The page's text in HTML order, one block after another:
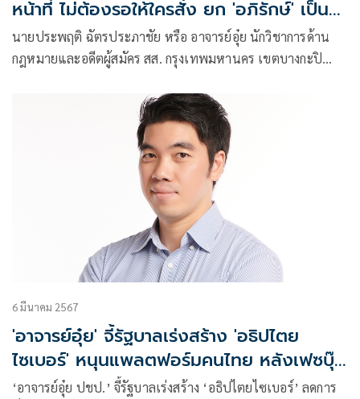
หน้าที่ ไม่ต้องรอให้ใครสั่ง ยก 'อภิรักษ์' เป็น
ตัวอย่าง
นายประพฤติ ฉัตรประภาชัย หรือ อาจารย์อุ๋ย นักวิชาการด้าน
กฎหมายและอดีตผู้สมัคร สส. กรุงเทพมหานคร เขตบางกะปิ
6 มีนาคม 2567
'อาจารย์อุ๋ย' จี้รัฐบาลเร่งสร้าง 'อธิปไตย
ไซเบอร์' หนุนแพลตฟอร์มคนไทย หลังเฟซบุ๊
กล่ม
‘อาจารย์อุ๋ย ปชป.’ จี้รัฐบาลเร่งสร้าง ‘อธิปไตยไซเบอร์’ ลดการ